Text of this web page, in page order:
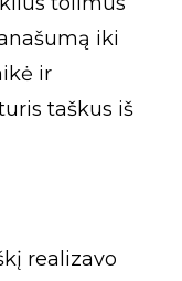
iki
ir
taškus iš
realizavo